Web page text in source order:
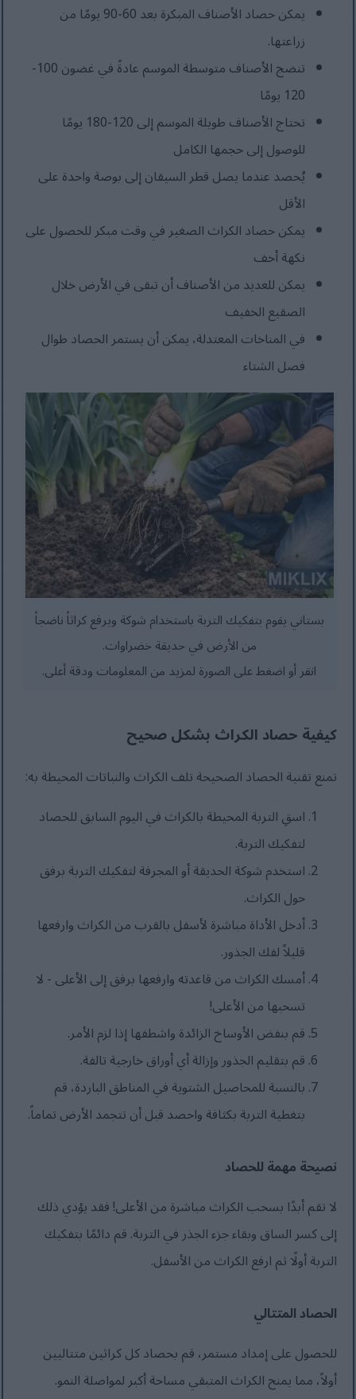
يمكن حصاد الأصناف المبكرة بعد 60-90 يومًا من
زراعتها.
تنضج الأصناف متوسطة الموسم عادةً في غضون 100-
120 يومًا
تحتاج الأصناف طويلة الموسم إلى 120-180 يومًا
للوصول إلى حجمها الكامل
يُحصد عندما يصل قطر السيقان إلى بوصة واحدة على
الأقل
يمكن حصاد الكراث الصغير في وقت مبكر للحصول على
نكهة أخف
يمكن للعديد من الأصناف أن تبقى في الأرض خلال
الصقيع الخفيف
في المناخات المعتدلة، يمكن أن يستمر الحصاد طوال
فصل الشتاء
بستاني يقوم بتفكيك التربة باستخدام شوكة ويرفع كراثاً ناضجاً
من الأرض في حديقة خضراوات.
انقر أو اضغط على الصورة لمزيد من المعلومات ودقة أعلى.
كيفية حصاد الكراث بشكل صحيح
تمنع تقنية الحصاد الصحيحة تلف الكراث والنباتات المحيطة به:
اسقِ التربة المحيطة بالكراث في اليوم السابق للحصاد
لتفكيك التربة.
استخدم شوكة الحديقة أو المجرفة لتفكيك التربة برفق
حول الكراث.
أدخل الأداة مباشرة لأسفل بالقرب من الكراث وارفعها
قليلاً لفك الجذور.
أمسك الكراث من قاعدته وارفعها برفق إلى الأعلى - لا
تسحبها من الأعلى!
قم بنفض الأوساخ الزائدة واشطفها إذا لزم الأمر.
قم بتقليم الجذور وإزالة أي أوراق خارجية تالفة.
بالنسبة للمحاصيل الشتوية في المناطق الباردة، قم
بتغطية التربة بكثافة واحصد قبل أن تتجمد الأرض تماماً.
نصيحة مهمة للحصاد
لا تقم أبدًا بسحب الكراث مباشرة من الأعلى! فقد يؤدي ذلك
إلى كسر الساق وبقاء جزء الجذر في التربة. قم دائمًا بتفكيك
التربة أولًا ثم ارفع الكراث من الأسفل.
الحصاد المتتالي
للحصول على إمداد مستمر، قم بحصاد كل كراثين متتاليين
أولاً، مما يمنح الكراث المتبقي مساحة أكبر لمواصلة النمو.